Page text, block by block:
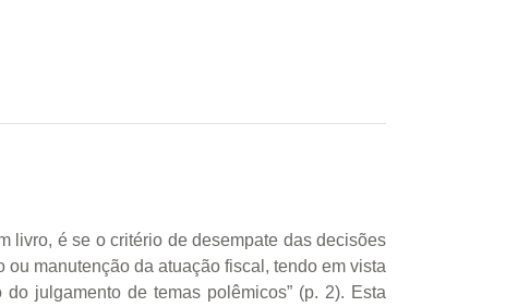
livro, é se o critério de desempate das decisões
manutenção da atuação fiscal, tendo em vista
julgamento de temas polêmicos” (p. 2). Esta